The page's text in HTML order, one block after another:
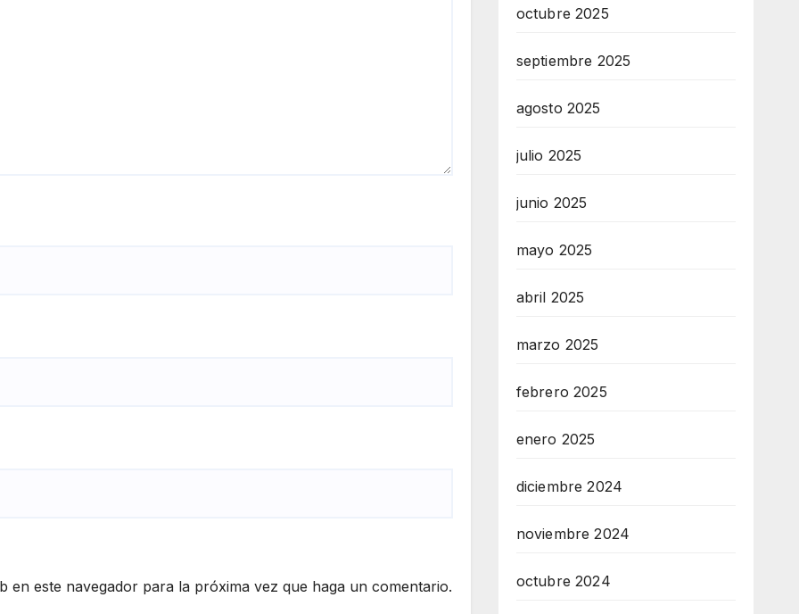
este navegador para la próxima vez que haga un comentario.
octubre 2025
septiembre 2025
agosto 2025
julio 2025
junio 2025
mayo 2025
abril 2025
marzo 2025
febrero 2025
enero 2025
diciembre 2024
noviembre 2024
octubre 2024